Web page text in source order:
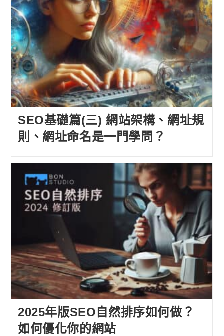
SEO基礎篇(三) 網站架構、網址規
則、網址命名是一門學問？
2025年版SEO自然排序如何做？
如何優化你的網站